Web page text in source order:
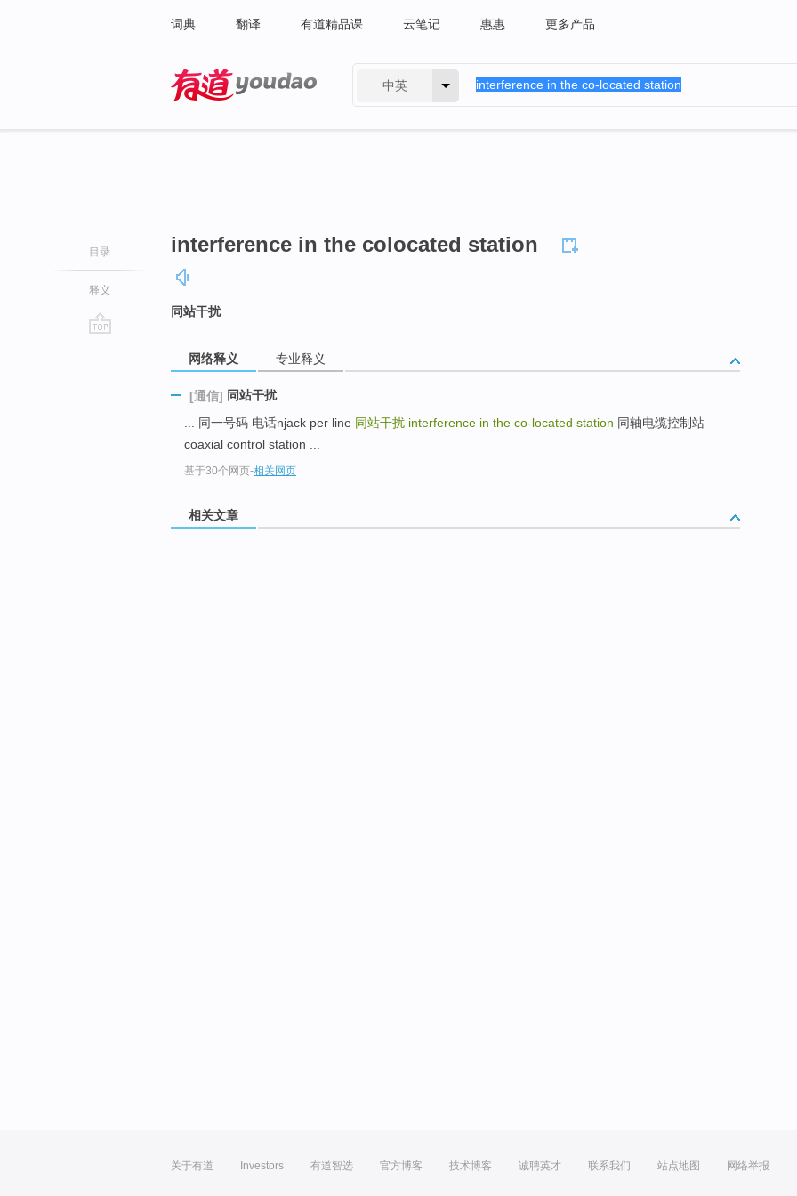
词典 翻译 有道精品课 云笔记 惠惠 更多产品
中英
目录
释义
interference in the colocated station
同站干扰
网络释义 专业释义
[通信] 同站干扰
... 同一号码 电话njack per line 同站干扰 interference in the co-located station 同轴电缆控制站
coaxial control station ...
基于30个网页-相关网页
相关文章
关于有道 Investors 有道智选 官方博客 技术博客 诚聘英才 联系我们 站点地图 网络举报